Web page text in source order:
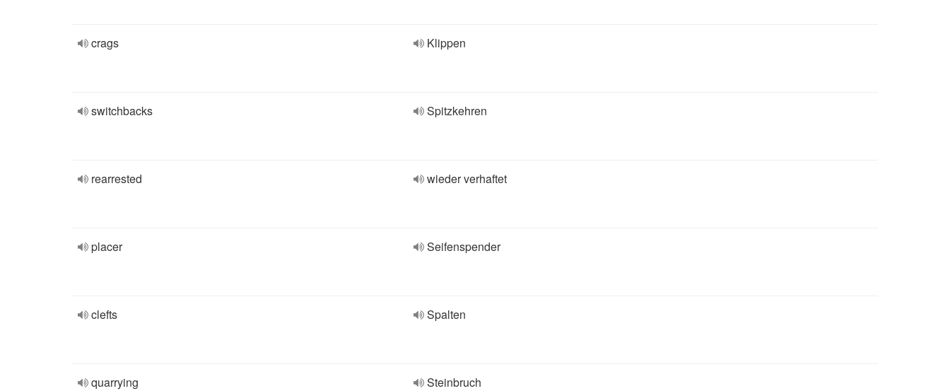
crags Klippen
switchbacks Spitzkehren
rearrested wieder verhaftet
placer Seifenspender
clefts Spalten
quarrying Steinbruch